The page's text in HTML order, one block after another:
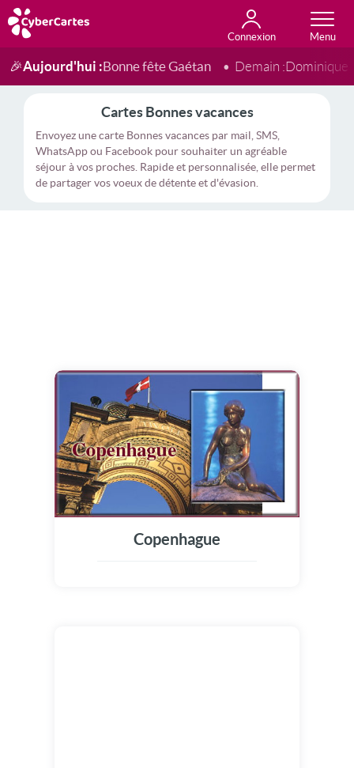
Connexion
Anniversaire
Fête du jour
Amour
Amitié
Merci
Toutes les cartes
🎉Aujourd'hui :Bonne fête Gaétan Demain :Dominique
Cartes Bonnes vacances
Envoyez une carte Bonnes vacances par mail, SMS,
WhatsApp ou Facebook pour souhaiter un agréable
séjour à vos proches. Rapide et personnalisée, elle permet
de partager vos voeux de détente et d'évasion.
Copenhague